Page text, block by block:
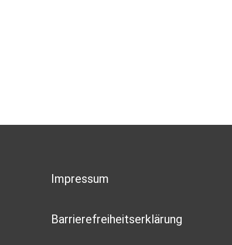
Impressum
Barrierefreiheitserklärung